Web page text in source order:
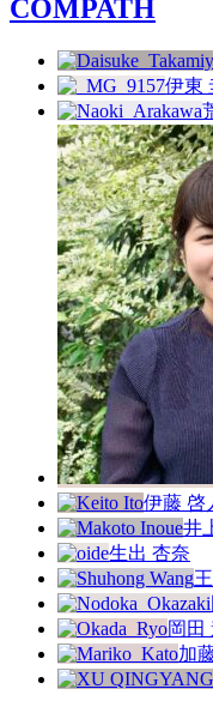
COMPATH
伊東
伊藤 啓
井
生出 杏奈
岡田
加